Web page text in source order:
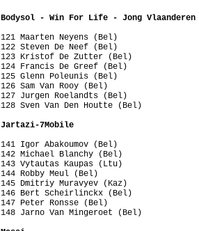
Bodysol - Win For Life - Jong
121 Maarten Neyens (Bel)
122 Steven De Neef (Bel)
123 Kristof De Zutter (Bel)
124 Francis De Greef (Bel)
125 Glenn Poleunis (Bel)
126 Sam Van Rooy (Bel)
127 Jurgen Roelandts (Bel)
128 Sven Van Den Houtte (Bel)
Jartazi-7Mobile
141 Igor Abakoumov (Bel)
142 Michael Blanchy (Bel)
143 Vytautas Kaupas (Ltu)
144 Robby Meul (Bel)
145 Dmitriy Muravyev (Kaz)
146 Bert Scheirlinckx (Bel)
147 Peter Ronsse (Bel)
148 Jarno Van Mingeroet